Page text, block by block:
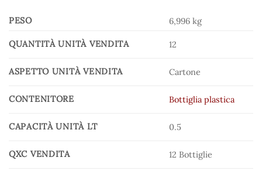
PESO 6,996 kg
QUANTITÀ UNITÀ VENDITA 12
ASPETTO UNITÀ VENDITA Cartone
CONTENITORE Bottiglia plastica
CAPACITÀ UNITÀ LT 0.5
QXC VENDITA 12 Bottiglie